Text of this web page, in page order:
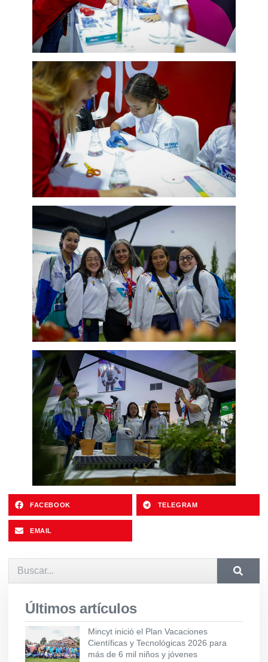
FACEBOOK TELEGRAM
EMAIL
Últimos artículos
Mincyt inició el Plan Vacaciones
Científicas y Tecnológicas 2026 para
más de 6 mil niños y jóvenes